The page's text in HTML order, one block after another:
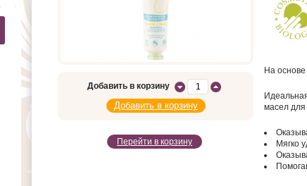
Добавить в корзину
Перейти в корзину
На
масел для
Мягко